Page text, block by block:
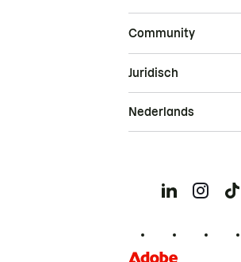
Community
Juridisch
Nederlands